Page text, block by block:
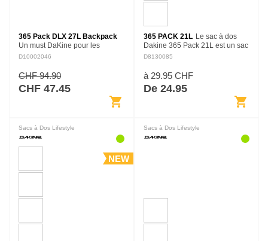
365 Pack DLX 27L Backpack
Un must DaKine pour les
travailleurs itinérants, le 365
vision du sac à dos de tous les
jours. Entre ses poches en…
D10002046
CHF 94.90
CHF 47.45
shopping_cart
365 PACK 21L Le sac à dos
Dakine 365 Pack 21L est un sac
à dos fonctionnel qui peut être
d'un compartiment pour y
glisser…
D8130085
à 29.95 CHF
De 24.95
shopping_cart
Sacs à Dos Lifestyle
NEW
Sacs à Dos Lifestyle